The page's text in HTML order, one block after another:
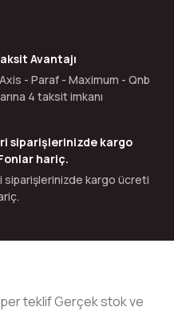
Avantajı
- Paraf - Maximum - Qnb
4 taksit imkanı
siparişlerinizde kargo
hariç.
siparişlerinizde kargo ücreti
teklif Gerçek stok ve